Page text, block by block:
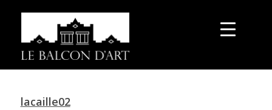
lacaille02